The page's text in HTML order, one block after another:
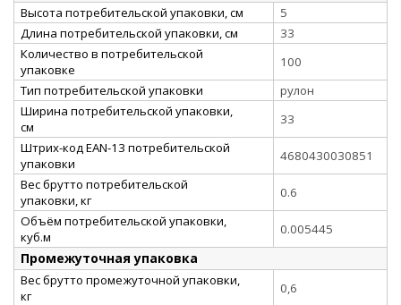
Высота потребительской упаковки, см
5
Длина потребительской упаковки, см
33
Количество в потребительской
упаковке
100
Тип потребительской упаковки
рулон
Ширина потребительской упаковки,
см
33
Штрих-код EAN-13 потребительской
упаковки
4680430030851
Вес брутто потребительской
упаковки, кг
0.6
Объём потребительской упаковки,
куб.м
0.005445
Промежуточная упаковка
Вес брутто промежуточной упаковки,
кг
0,6